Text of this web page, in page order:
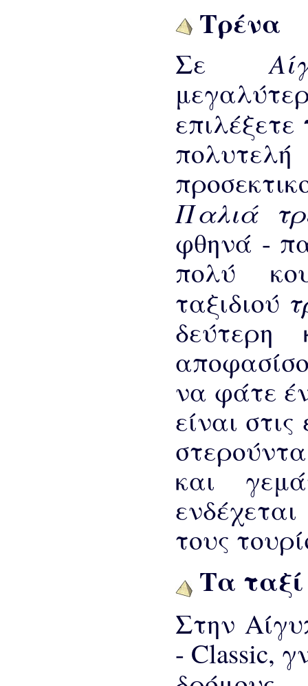
Τρένα
Σε
επιλέξετε
πολυτελή
Παλιά
φθηνά -
πολύ
ταξιδιού
να φάτε
είναι
και
τους
Τα
Στην
- Classic,